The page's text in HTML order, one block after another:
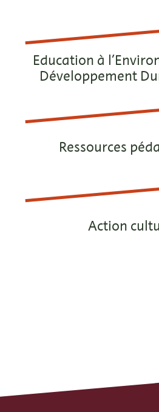
Education à
Développement
Ressources
Action